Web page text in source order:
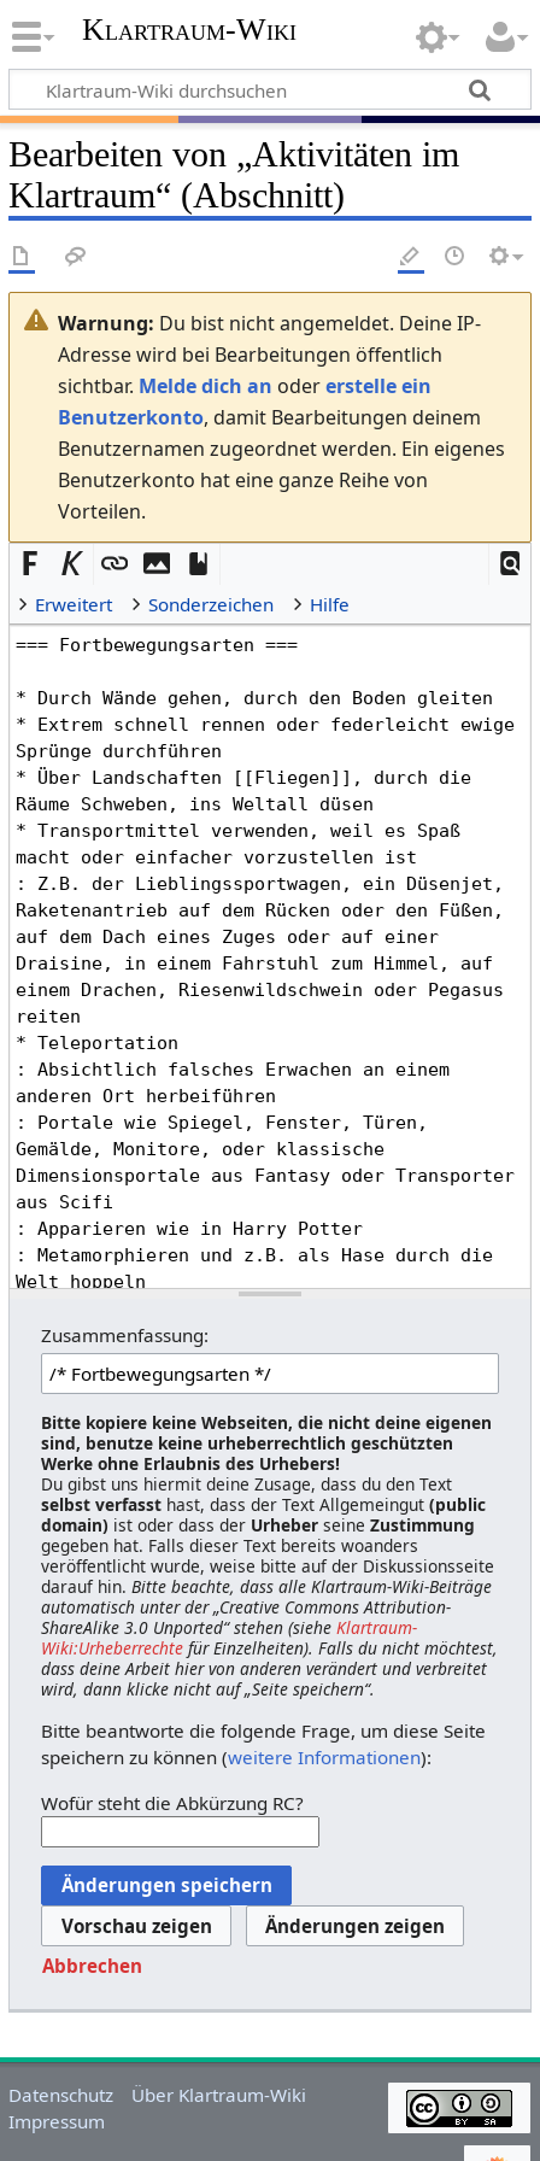
Klartraum-Wiki
Bearbeiten von „Aktivitäten im
Klartraum“ (Abschnitt)
Warnung: Du bist nicht angemeldet. Deine IP-
Adresse wird bei Bearbeitungen öffentlich
sichtbar. Melde dich an odererstelle ein
Benutzerkonto, damit Bearbeitungen deinem
Benutzernamen zugeordnet werden. Ein eigenes
Benutzerkonto hat eine ganze Reihe von
Vorteilen.
Erweitert Sonderzeichen Hilfe
Zusammenfassung:
Bitte kopiere keine Webseiten, die nicht deine eigenen
sind, benutze keine urheberrechtlich geschützten
Werke ohne Erlaubnis des Urhebers!
Du gibst uns hiermit deine Zusage, dass du den Text
selbst verfasst hast, dass der Text Allgemeingut(public
domain) ist oder dass der Urheber seineZustimmung
gegeben hat. Falls dieser Text bereits woanders
veröffentlicht wurde, weise bitte auf der Diskussionsseite
darauf hin.Bitte beachte, dass alle Klartraum-Wiki-Beiträge
automatisch unter der „Creative Commons Attribution-
ShareAlike 3.0 Unported“ stehen (sieheKlartraum-
Wiki:Urheberrechte für Einzelheiten). Falls du nicht möchtest,
dass deine Arbeit hier von anderen verändert und verbreitet
wird, dann klicke nicht auf „Seite speichern“.
Bitte beantworte die folgende Frage, um diese Seite
speichern zu können (weitere Informationen):
Wofür steht die Abkürzung RC?
Abbrechen
Datenschutz
Über Klartraum-Wiki
Impressum